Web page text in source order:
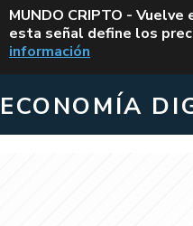
MUNDO CRIPTO -
esta señal define los
información
ECONOMÍA